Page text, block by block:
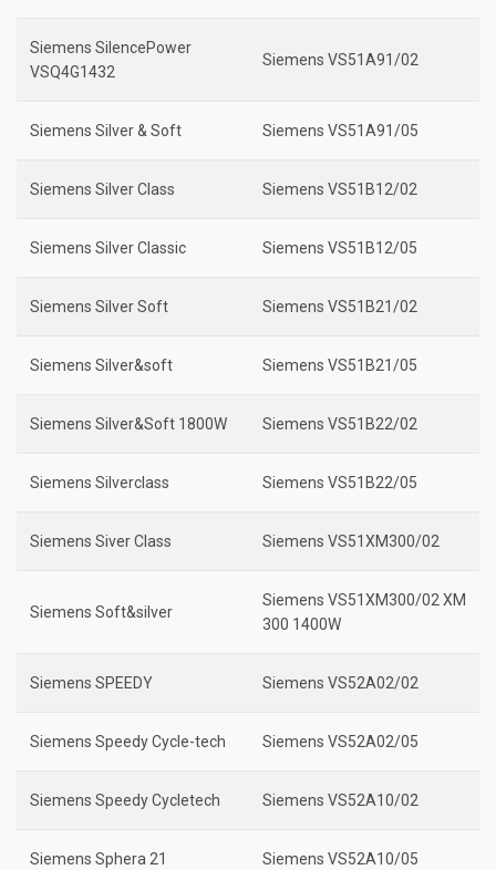
Siemens SilencePower
VSQ4G1432
Siemens VS51A91/02
Siemens Silver & Soft Siemens VS51A91/05
Siemens Silver Class Siemens VS51B12/02
Siemens Silver Classic Siemens VS51B12/05
Siemens Silver Soft Siemens VS51B21/02
Siemens Silver&soft Siemens VS51B21/05
Siemens Silver&Soft 1800W Siemens VS51B22/02
Siemens Silverclass Siemens VS51B22/05
Siemens Siver Class Siemens VS51XM300/02
Siemens Soft&silver
Siemens VS51XM300/02 XM
300 1400W
Siemens SPEEDY Siemens VS52A02/02
Siemens Speedy Cycle-tech Siemens VS52A02/05
Siemens Speedy Cycletech Siemens VS52A10/02
Siemens Sphera 21 Siemens VS52A10/05